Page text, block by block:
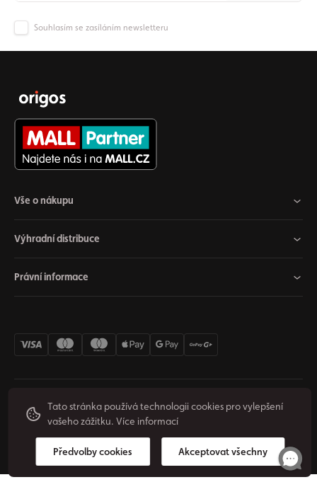
Souhlasím se zasíláním newsletteru
Vše o nákupu
Výhradní distribuce
Právní informace
Nastavení cookies Odstoupit od smlouvy Soukromí
Tato stránka používá technologii cookies pro vylepšení
vašeho zážitku.Více informací
Předvolby cookies Akceptovat všechny